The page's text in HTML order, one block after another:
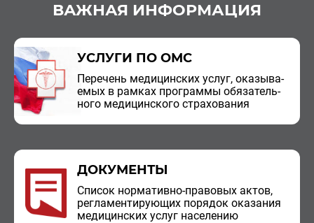
ВАЖНАЯ ИНФОРМАЦИЯ
УСЛУГИ ПО ОМС
Пе­ре­чень ме­ди­цин­ских услуг, ока­зы­ва­
е­мых в рам­ках про­грам­мы обя­за­тель­
но­го ме­ди­цин­ско­го стра­хо­ва­ния
ДОКУМЕНТЫ
Спи­сок нор­ма­тив­но-пра­во­вых актов,
ре­гла­мен­ти­ру­ю­щих по­ря­док ока­за­ния
ме­ди­цин­ских услуг на­се­ле­нию